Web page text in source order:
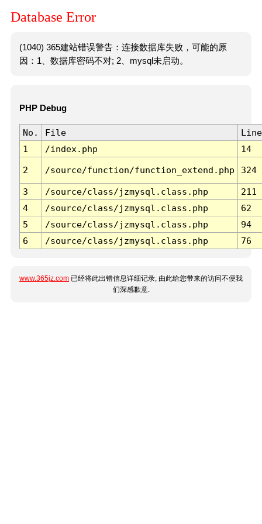
Database Error
(1040) 365建站错误警告：连接数据库失败，可能的原
因：1、数据库密码不对; 2、mysql未启动。
PHP Debug
No. File
Line
1
/index.php 14
2 /source/function/function_extend.php 324
3 /source/class/jzmysql.class.php
211
4
/source/class/jzmysql.class.php
62
5
/source/class/jzmysql.class.php
94
6
/source/class/jzmysql.class.php 76
www.365jz.com 已经将此出错信息详细记录, 由此给您带来的访问不便我
们深感歉意.